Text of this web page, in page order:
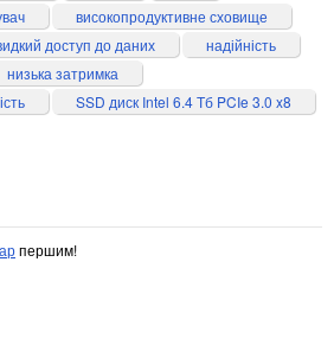
високопродуктивне сховище
доступ до даних
надійність
низька затримка
SSD диск Intel 6.4 Тб PCIe 3.0 x8
першим!